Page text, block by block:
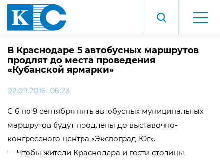
В Краснодаре 5 автобусных маршрутов
продлят до места проведения
«Кубанской ярмарки»
02.09.2016, 06:23
С 6 по 9 сентября пять автобусных муниципальных
маршрутов будут продлены до выставочно-
конгрессного центра «Экспоград-Юг».
— Чтобы жители Краснодара и гости столицы